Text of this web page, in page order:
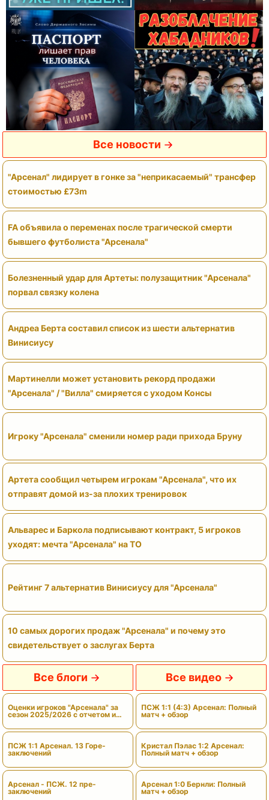
Все новости
"Арсенал" лидирует в гонке за "неприкасаемый" трансфер
стоимостью £73m
FA объявила о переменах после трагической смерти
бывшего футболиста "Арсенала"
Болезненный удар для Артеты: полузащитник "Арсенала"
порвал связку колена
Андреа Берта составил список из шести альтернатив
Винисиусу
Мартинелли может установить рекорд продажи
"Арсенала" / "Вилла" смиряется с уходом Консы
Игроку "Арсенала" сменили номер ради прихода Бруну
Артета сообщил четырем игрокам "Арсенала", что их
отправят домой из-за плохих тренировок
Альварес и Баркола подписывают контракт, 5 игроков
уходят: мечта "Арсенала" на ТО
Рейтинг 7 альтернатив Винисиусу для "Арсенала"
10 самых дорогих продаж "Арсенала" и почему это
свидетельствует о заслугах Берта
Все блоги
Оценки игроков "Арсенала" за
сезон 2025/2026 с отчетом и
ПСЖ 1:1 Арсенал. 13 Горе-
заключений
Арсенал - ПСЖ. 12 пре-
заключений
Все видео
ПСЖ 1:1 (4:3) Арсенал: Полный
матч + обзор
Кристал Пэлас 1:2 Арсенал:
Полный матч + обзор
Арсенал 1:0 Бернли: Полный
матч + обзор